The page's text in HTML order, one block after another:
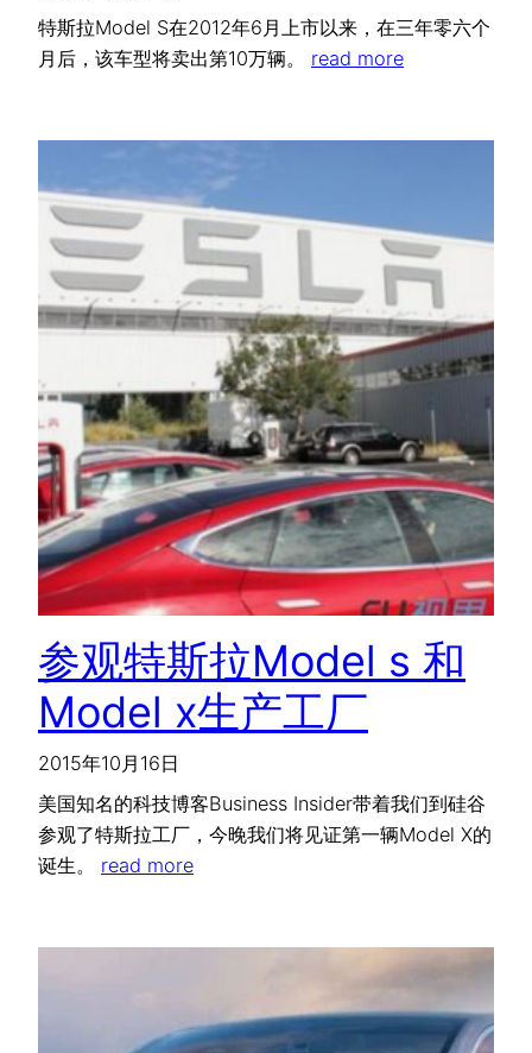
特斯拉Model S在2012年6月上市以来，在三年零六个
月后，该车型将卖出第10万辆。 read more
参观特斯拉Model s 和
Model x生产工厂
2015年10月16日
美国知名的科技博客Business Insider带着我们到硅谷
参观了特斯拉工厂，今晚我们将见证第一辆Model X的
诞生。 read more